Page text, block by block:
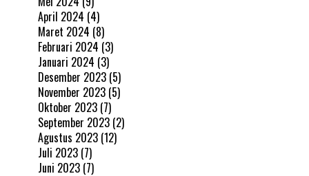
April 2024 (4)
Maret 2024 (8)
Februari 2024 (3)
Januari 2024 (3)
Desember 2023 (5)
November 2023 (5)
Oktober 2023 (7)
September 2023 (2)
Agustus 2023 (12)
Juli 2023 (7)
Juni 2023 (7)